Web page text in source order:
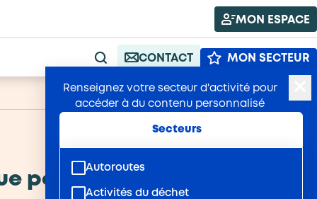
MON ESPACE
RECHERCHE
CONTACT MON SECTEUR
Renseignez votre secteur d'activité pour
accéder à du contenu personnalisé
Secteurs
Autoroutes
Activités du déchet
Publié : 23/02/2026 A+ A-
pour votre entreprise